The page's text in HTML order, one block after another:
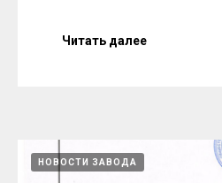
Читать далее
НОВОСТИ ЗАВОДА